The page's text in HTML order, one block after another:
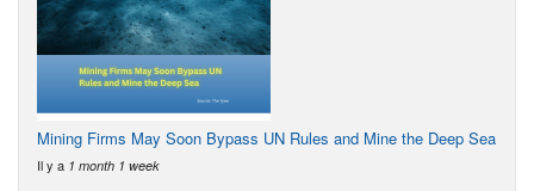
Mining Firms May Soon Bypass UN Rules and Mine the Deep Sea
Il y a 1 month 1 week